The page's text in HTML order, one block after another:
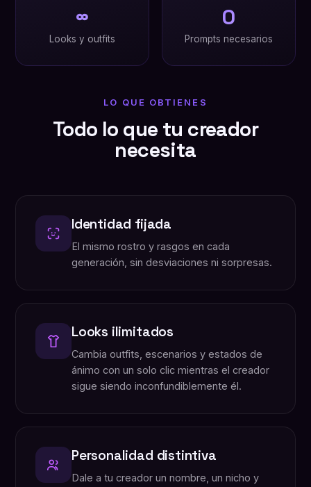
∞
Looks y outfits
0
Prompts necesarios
LO QUE OBTIENES
Todo lo que tu creador
necesita
Identidad fijada
El mismo rostro y rasgos en cada
generación, sin desviaciones ni sorpresas.
Looks ilimitados
Cambia outfits, escenarios y estados de
ánimo con un solo clic mientras el creador
sigue siendo inconfundiblemente él.
Personalidad distintiva
Dale a tu creador un nombre, un nicho y